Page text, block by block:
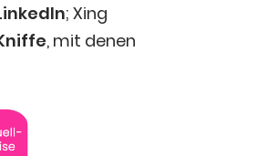
; Xing
, mit denen